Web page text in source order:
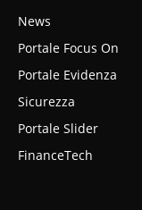
News
Portale Focus On
Portale Evidenza
Sicurezza
Portale Slider
FinanceTech